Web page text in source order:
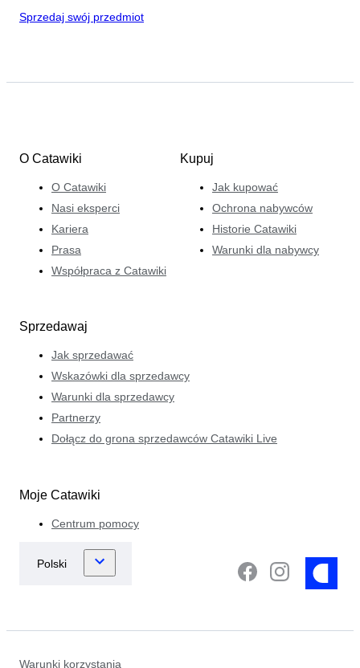
Sprzedaj swój przedmiot
O Catawiki
O Catawiki
Nasi eksperci
Kariera
Prasa
Współpraca z Catawiki
Kupuj
Jak kupować
Ochrona nabywców
Historie Catawiki
Warunki dla nabywcy
Sprzedawaj
Jak sprzedawać
Wskazówki dla sprzedawcy
Warunki dla sprzedawcy
Partnerzy
Dołącz do grona sprzedawców Catawiki Live
Moje Catawiki
Centrum pomocy
Warunki korzystania